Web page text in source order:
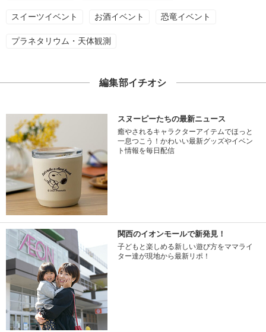
スイーツイベント お酒イベント 恐竜イベント
プラネタリウム・天体観測
編集部イチオシ
スヌーピーたちの最新ニュース
癒やされるキャラクターアイテムでほっと
一息つこう！かわいい最新グッズやイベン
ト情報を毎日配信
関西のイオンモールで新発見！
子どもと楽しめる新しい遊び方をママライ
ター達が現地から最新リポ！